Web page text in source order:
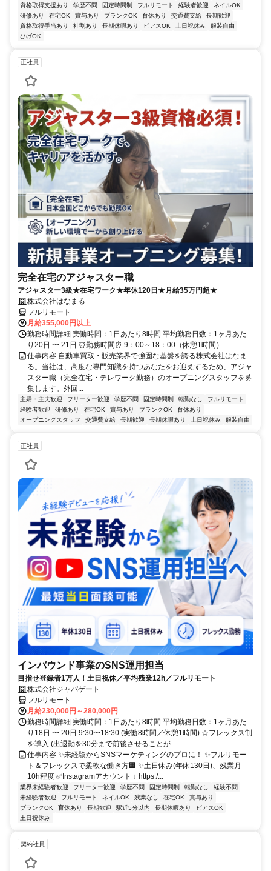
資格取得支援あり 学歴不問 固定時間制 フルリモート 経験者歓迎
ネイルOK
研修あり
在宅OK 賞与あり ブランクOK 育休あり 交通費支給
長期歓迎
資格取得手当あり
社割あり 長期休暇あり ピアスOK 土日祝休み
服装自由
ひげOK
正社員
完全在宅のアジャスター職
アジャスター3級★在宅ワーク★年休120日★月給35万円超★
株式会社はなまる
フルリモート
月給355,000円以上
勤務時間詳細 実働時間：1日あたり8時間 平均勤務日数：1ヶ月あた
り20日 〜 21日 ⏰勤務時間⏰ 9：00～18：00（休憩1時間）
仕事内容 自動車買取・販売業界で強固な基盤を誇る株式会社はなま
る。当社は、高度な専門知識を持つあなたをお迎えするため、アジャ
スター職（完全在宅・テレワーク勤務）のオープニングスタッフを募
集します。外回...
主婦・主夫歓迎 フリーター歓迎 学歴不問 固定時間制 転勤なし
フルリモート
経験者歓迎
研修あり 在宅OK 賞与あり ブランクOK
育休あり
オープニングスタッフ
交通費支給 長期歓迎 長期休暇あり 土日祝休み 服装自由
正社員
インバウンド事業のSNS運用担当
目指せ登録者1万人！土日祝休／平均残業12h／フルリモート
株式会社ジャパゲート
フルリモート
月給230,000円～280,000円
勤務時間詳細 実働時間：1日あたり8時間 平均勤務日数：1ヶ月あた
り18日 〜 20日 9:30〜18:30 (実働8時間／休憩1時間) ☆フレックス制
を導入 (出退勤を30分まで前後させることが...
仕事内容 ✨未経験からSNSマーケティングのプロに！ ✨フルリモー
ト＆フレックスで柔軟な働き方🏢 ✨土日休み(年休130日)、残業月
10h程度 ✅Instagramアカウント ↓ https:/...
業界未経験者歓迎 フリーター歓迎 学歴不問 固定時間制 転勤なし
経験不問
未経験者歓迎
フルリモート ネイルOK 残業なし 在宅OK
賞与あり
ブランクOK
育休あり 長期歓迎 駅近5分以内 長期休暇あり
ピアスOK
土日祝休み
契約社員